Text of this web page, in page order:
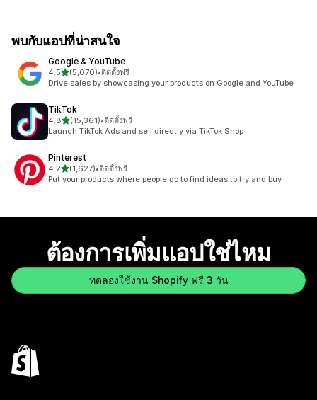
พบกับแอปที่น่าสนใจ
Google & YouTube
4.5เต็ม 5 ดาว
(5,070)
ทั้งหมด 5070 รีวิว
•ติดตั้งฟรี
Drive sales by showcasing your products on Google and YouTube
TikTok
4.8เต็ม 5 ดาว
(15,361)
ทั้งหมด 15361 รีวิว
•ติดตั้งฟรี
Launch TikTok Ads and sell directly via TikTok Shop
Pinterest
4.2เต็ม 5 ดาว
(1,627)
ทั้งหมด 1627 รีวิว
•ติดตั้งฟรี
Put your products where people go to find ideas to try and buy
ต้องการเพิ่มแอปใช่ไหม
ทดลองใช้งาน Shopify ฟรี 3 วัน